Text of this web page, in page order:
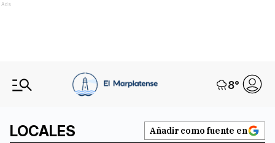
Ads
8°
LOCALES Añadir como fuente en